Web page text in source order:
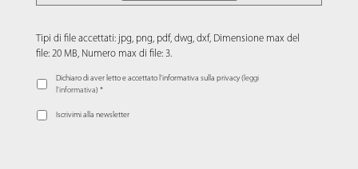
Tipi di file accettati: jpg, png, pdf, dwg, dxf, Dimensione max del
file: 20 MB, Numero max di file: 3.
Dichiaro di aver letto e accettato l’informativa sulla privacy (leggi
l'informativa) *
Iscrivimi alla newsletter